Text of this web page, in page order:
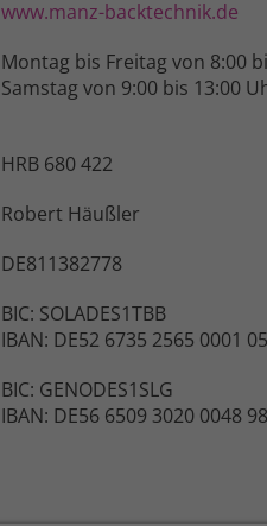
www.manz-backtechnik.de
Montag bis Freitag von 8:00
Samstag von 9:00 bis 13:00
HRB 680 422
Robert Häußler
DE811382778
BIC: SOLADES1TBB
IBAN: DE52 6735 2565 0001
BIC: GENODES1SLG
IBAN: DE56 6509 3020 0048